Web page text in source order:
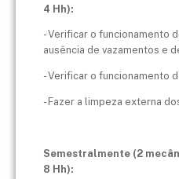
4 Hh):
- Verificar o funcionamento
ausência de vazamentos e
- Verificar o funcionamento
- Fazer a limpeza externa
Semestralmente (2
8 Hh):